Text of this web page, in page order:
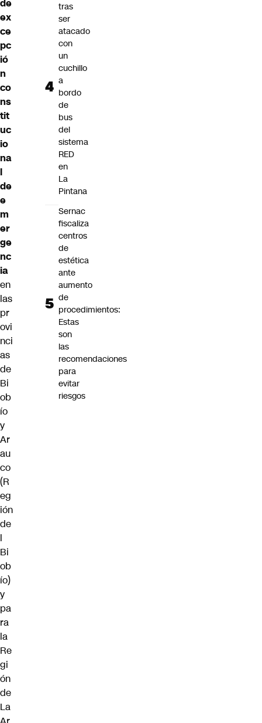
de
ex
ce
pc
ió
n
co
ns
tit
uc
io
na
l
de
e
m
er
ge
nc
ia
en
las
pr
ovi
nci
as
de
Bi
ob
ío
y
Ar
au
co
(R
eg
ión
de
l
Bi
ob
ío)
y
pa
ra
la
Re
gi
ón
de
La
tras
ser
atacado
con
un
cuchillo
a
bordo
de
bus
del
sistema
RED
en
La
Pintana
Sernac
fiscaliza
centros
de
estética
ante
aumento
de
procedimientos:
Estas
son
las
recomendaciones
para
evitar
riesgos